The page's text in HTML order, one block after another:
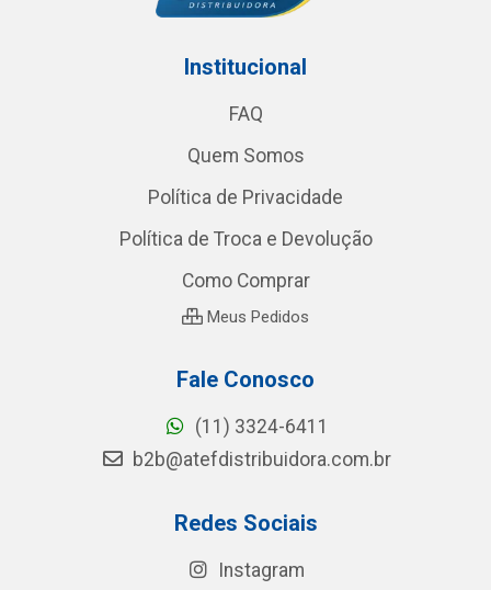
Institucional
FAQ
Quem Somos
Política de Privacidade
Política de Troca e Devolução
Como Comprar
Meus Pedidos
Fale Conosco
(11) 3324-6411
b2b@atefdistribuidora.com.br
Redes Sociais
Instagram